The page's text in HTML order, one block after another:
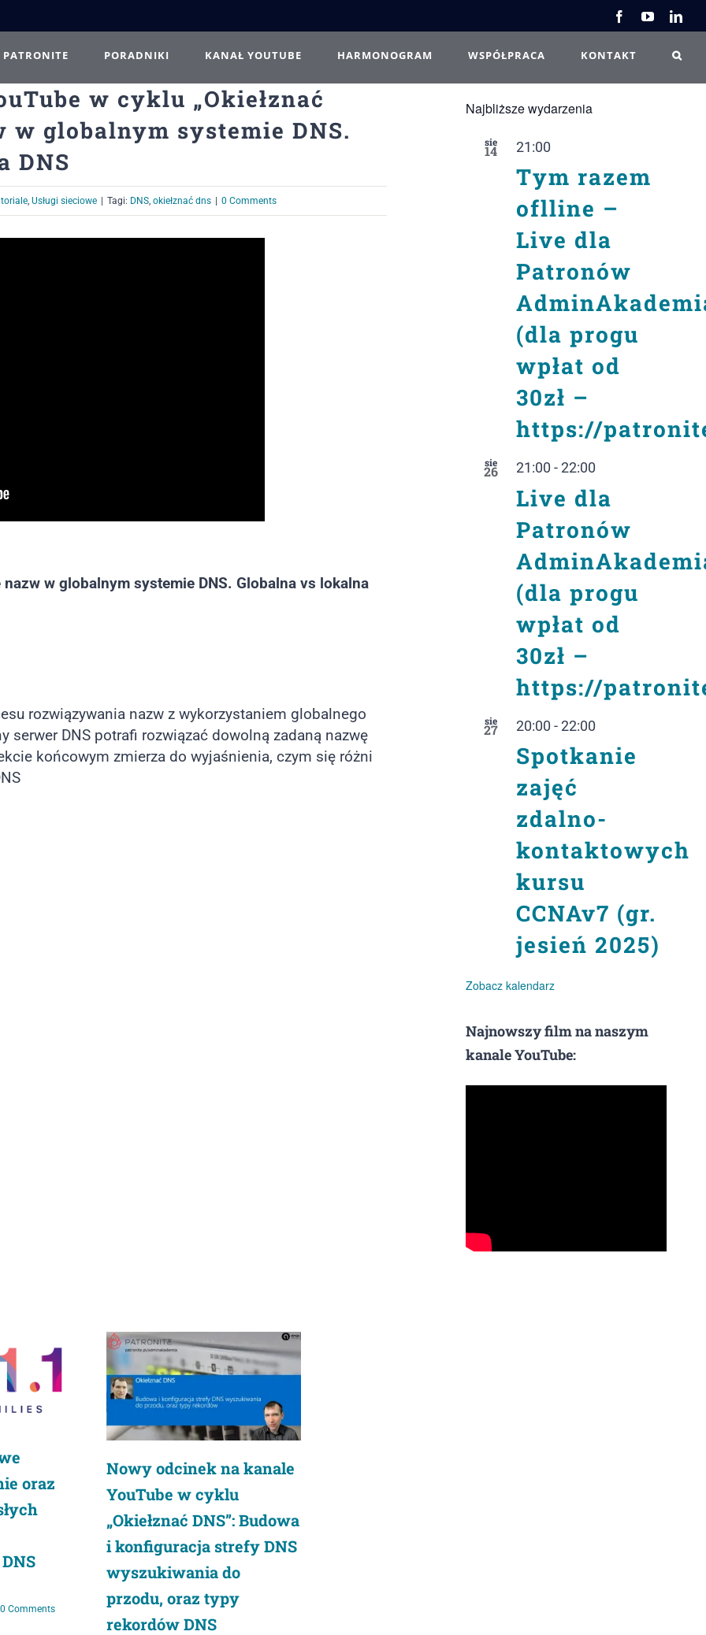
FacebookYouTube
PATRONITE PORADNIKI KANAŁ YOUTUBE HARMONOGRAM WSPÓŁPRACA KONTAKT
w cyklu „Okiełznać
w globalnym systemie DNS.
DNS
, Usługi sieciowe Tagi: DNS, okiełznać dns 0 Comments
w globalnym systemie DNS. Globalna vs lokalna
rozwiązywania nazw z wykorzystaniem globalnego
serwer DNS potrafi rozwiązać dowolną zadaną nazwę
końcowym zmierza do wyjaśnienia, czym się różni
oraz
0 Comments
Nowy odcinek na kanale
YouTube w cyklu
„Okiełznać DNS”: Budowa
i konfiguracja strefy DNS
wyszukiwania do
przodu, oraz typy
rekordów DNS
Najbliższe wydarzenia
sie
14 21:00
Tym razem
oflline –
Live dla
Patronów
(dla progu
wpłat od
30zł –
https://
sie
26 21:00 - 22:00
Live dla
Patronów
(dla progu
wpłat od
30zł –
https://
sie
27 20:00 - 22:00
Spotkanie
zajęć
zdalno-
kontaktowych
kursu
CCNAv7 (gr.
jesień 2025)
Zobacz kalendarz
Najnowszy film na naszym
kanale YouTube: